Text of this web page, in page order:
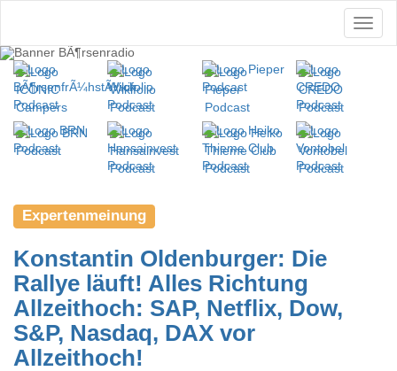
Expertenmeinung
Konstantin Oldenburger: Die
Rallye läuft! Alles Richtung
Allzeithoch: SAP, Netflix, Dow,
S&P, Nasdaq, DAX vor
Allzeithoch!